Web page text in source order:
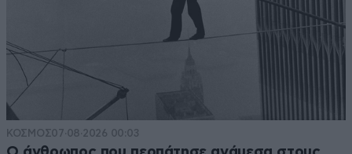
ΚΟΣΜΟΣ07·08·2026 00:03